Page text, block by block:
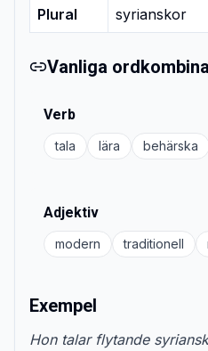
Plural syrianskor
Vanliga
Verb
tala lära behärska
Adjektiv
modern traditionell
Exempel
Hon talar flytande